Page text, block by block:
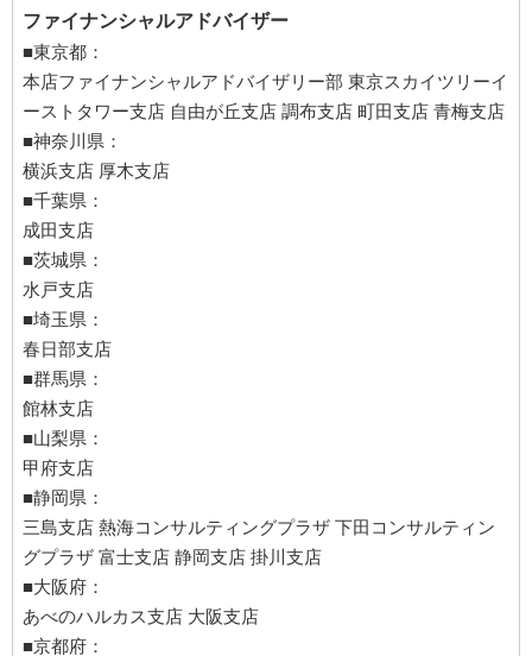
ファイナンシャルアドバイザー
■東京都：
本店ファイナンシャルアドバイザリー部 東京スカイツリーイ
ーストタワー支店 自由が丘支店 調布支店 町田支店 青梅支店
■神奈川県：
横浜支店 厚木支店
■千葉県：
成田支店
■茨城県：
水戸支店
■埼玉県：
春日部支店
■群馬県：
館林支店
■山梨県：
甲府支店
■静岡県：
三島支店 熱海コンサルティングプラザ 下田コンサルティン
グプラザ 富士支店 静岡支店 掛川支店
■大阪府：
あべのハルカス支店 大阪支店
■京都府：